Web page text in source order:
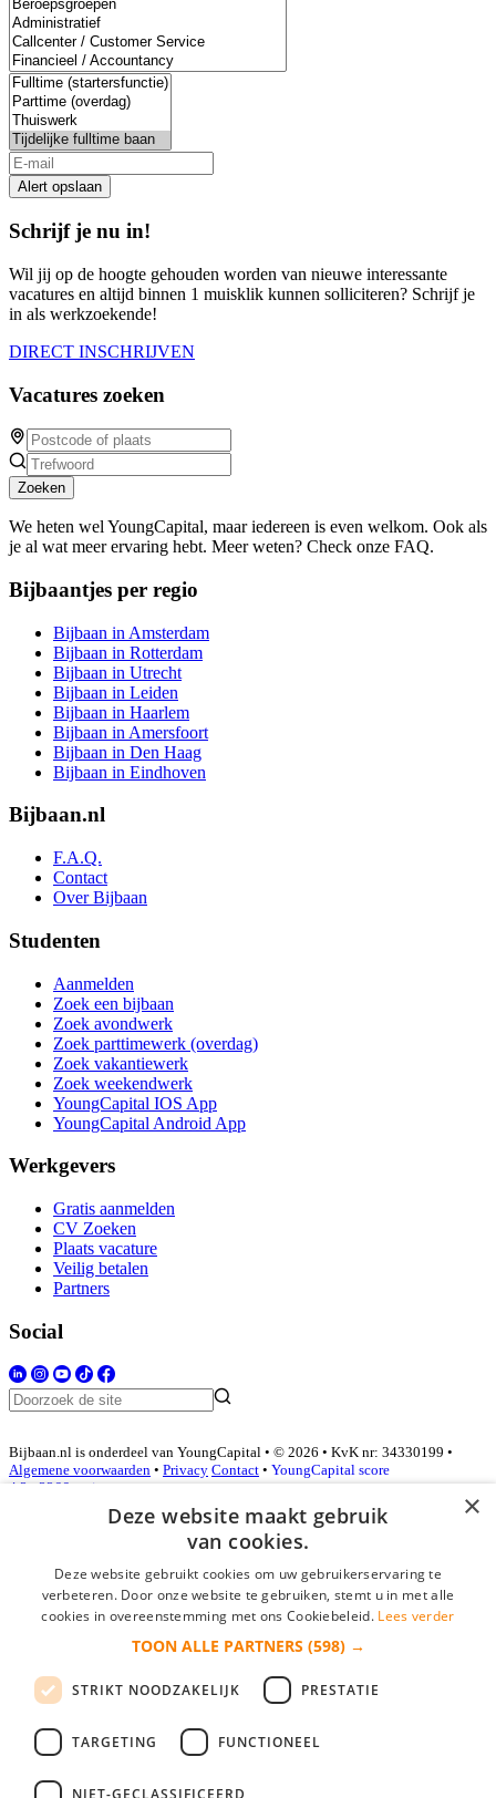
Alert opslaan
Schrijf je nu in!
Wil jij op de hoogte gehouden worden van nieuwe interessante
vacatures en altijd binnen 1 muisklik kunnen solliciteren? Schrijf je
in als werkzoekende!
DIRECT INSCHRIJVEN
Vacatures zoeken
Zoeken
We heten wel YoungCapital, maar iedereen is even welkom. Ook als
je al wat meer ervaring hebt. Meer weten? Check onze FAQ.
Bijbaantjes per regio
Bijbaan in Amsterdam
Bijbaan in Rotterdam
Bijbaan in Utrecht
Bijbaan in Leiden
Bijbaan in Haarlem
Bijbaan in Amersfoort
Bijbaan in Den Haag
Bijbaan in Eindhoven
Bijbaan.nl
F.A.Q.
Contact
Over Bijbaan
Studenten
Aanmelden
Zoek een bijbaan
Zoek avondwerk
Zoek parttimewerk (overdag)
Zoek vakantiewerk
Zoek weekendwerk
YoungCapital IOS App
YoungCapital Android App
Werkgevers
Gratis aanmelden
CV Zoeken
Plaats vacature
Veilig betalen
Partners
Social
Bijbaan.nl is onderdeel van YoungCapital • © 2026 • KvK nr: 34330199 •
Algemene voorwaarden • Privacy Contact • YoungCapital score
4.3 - 3366 reviews
Inloggen als bedrijf
*
login gegevens onthouden
login
Bedrijf aanmelden
×
Deze website maakt gebruik
van cookies.
Deze website gebruikt cookies om uw gebruikerservaring te
verbeteren. Door onze website te gebruiken, stemt u in met alle
cookies in overeenstemming met ons Cookiebeleid. Lees verder
TOON ALLE PARTNERS (598) →
STRIKT NOODZAKELIJK PRESTATIE
TARGETING FUNCTIONEEL
NIET-GECLASSIFICEERD